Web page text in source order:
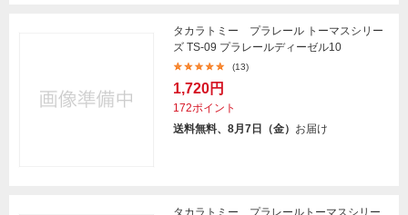
タカラトミー プラレール トーマスシリー
ズ TS-09 プラレールディーゼル10
(13)
1,720円
172ポイント
送料無料、8月7日（金） お届け
タカラトミー プラレールトーマスシリー